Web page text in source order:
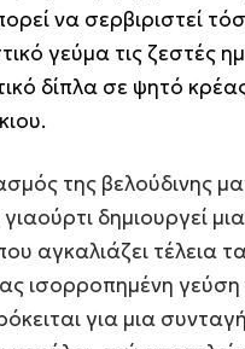
να σερβιριστεί
γεύμα τις ζεστές
δίπλα σε ψητό
της βελούδινης
δημιουργεί
αγκαλιάζει τέλεια
ισορροπημένη γεύση
για μια